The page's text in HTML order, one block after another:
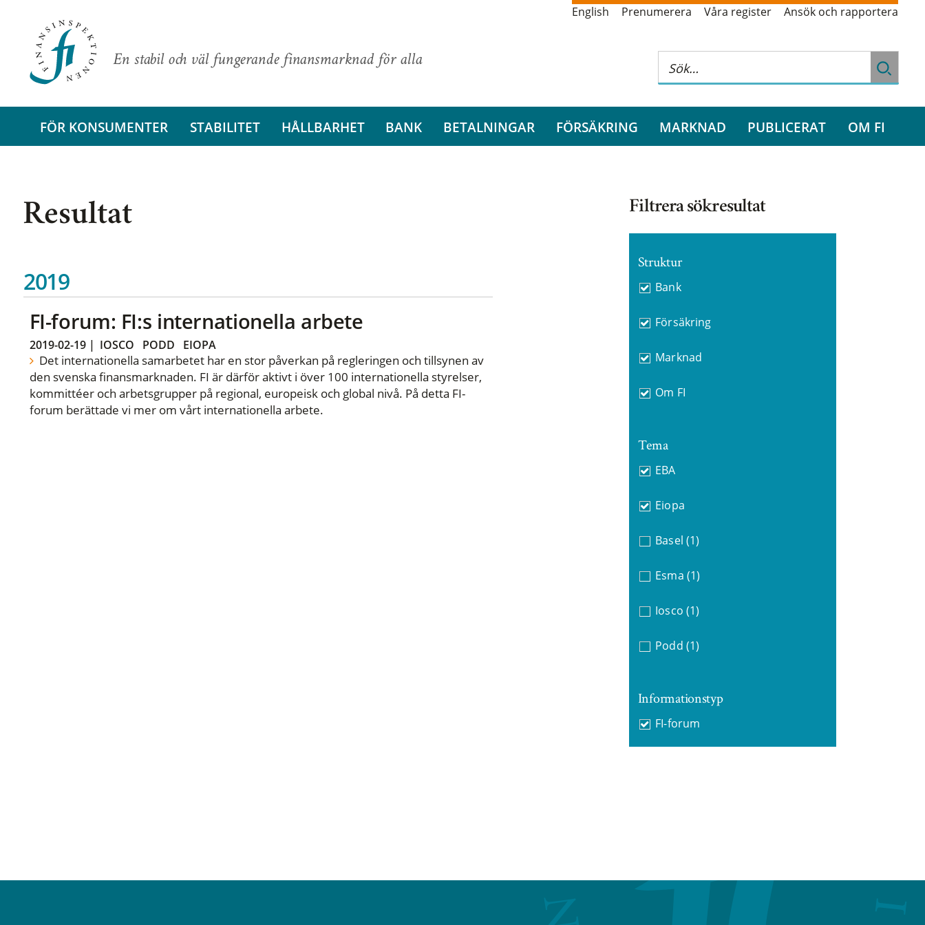
En stabil och väl fungerande finansmarknad för alla
English Prenumerera Våra register Ansök och rapportera
FÖR KONSUMENTER STABILITET HÅLLBARHET BANK BETALNINGAR FÖRSÄKRING MARKNAD PUBLICERAT OM FI
Resultat
2019
FI-forum: FI:s internationella arbete
2019-02-19| IOSCO PODD EIOPA
Det internationella samarbetet har en stor påverkan på regleringen och tillsynen av
den svenska finansmarknaden. FI är därför aktivt i över 100 internationella styrelser,
kommittéer och arbetsgrupper på regional, europeisk och global nivå. På detta FI-
forum berättade vi mer om vårt internationella arbete.
Filtrera sökresultat
Struktur
Bank
Försäkring
Marknad
Om FI
Tema
EBA
Eiopa
Basel (1)
Esma (1)
Iosco (1)
Podd (1)
Informationstyp
FI-forum